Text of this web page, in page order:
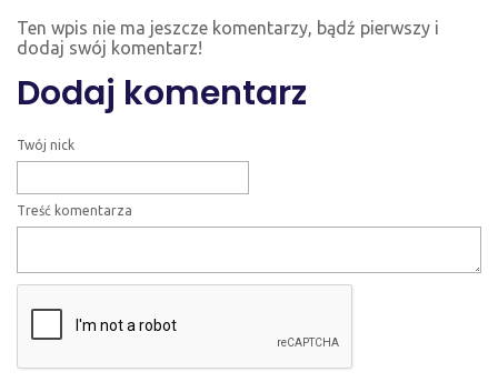
Ten wpis nie ma jeszcze komentarzy, bądź pierwszy i
dodaj swój komentarz!
Dodaj komentarz
Twój nick
Treść komentarza